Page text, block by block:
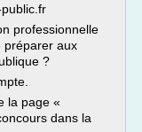
professionnelle
préparer aux
?
la page «
dans la